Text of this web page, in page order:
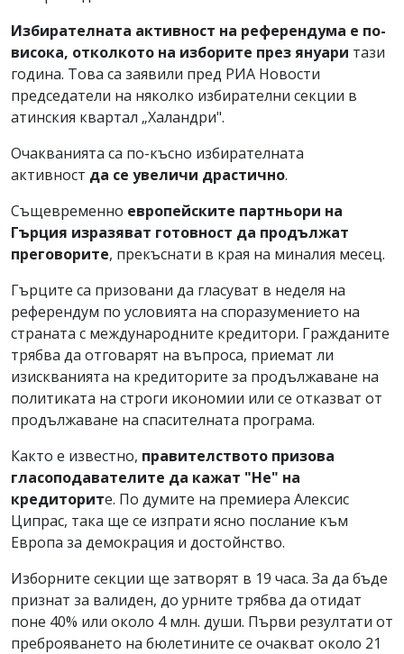
Избирателната активност на референдума е по-
висока, отколкото на изборите през януари тази
година. Това са заявили пред РИА Новости
председатели на няколко избирателни секции в
атинския квартал „Халандри".
Очакванията са по-късно избирателната
активност да се увеличи драстично.
Същевременно европейските партньори на
Гърция изразяват готовност да продължат
преговорите, прекъснати в края на миналия месец.
Гърците са призовани да гласуват в неделя на
референдум по условията на споразумението на
страната с международните кредитори. Гражданите
трябва да отговарят на въпроса, приемат ли
изискванията на кредиторите за продължаване на
политиката на строги икономии или се отказват от
продължаване на спасителната програма.
Както е известно, правителството призова
гласоподавателите да кажат "Не" на
кредиторите. По думите на премиера Алексис
Ципрас, така ще се изпрати ясно послание към
Европа за демокрация и достойнство.
Изборните секции ще затворят в 19 часа. За да бъде
признат за валиден, до урните трябва да отидат
поне 40% или около 4 млн. души. Първи резултати от
преброяването на бюлетините се очакват около 21